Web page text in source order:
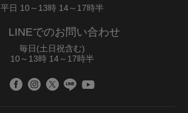
平日 10～13時 14～17時半
LINEでのお問い合わせ
毎日(土日祝含む)
10～13時 14～17時半